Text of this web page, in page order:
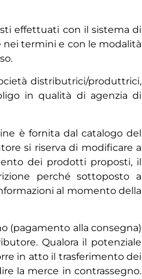
effettuati con il sistema di
termini e con le modalità
distributrici/produttrici,
in qualità di agenzia di
è fornita dal catalogo del
si riserva di modificare a
dei prodotti proposti, il
perché sottoposto a
al momento della
(pagamento alla consegna)
Qualora il potenziale
in atto il trasferimento dei
la merce in contrassegno.